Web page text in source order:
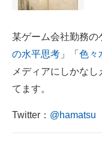
某ゲーム会社勤務の
の水平思考 」「 色々
メディアにしかな
てます。
Twitter： @hamatsu